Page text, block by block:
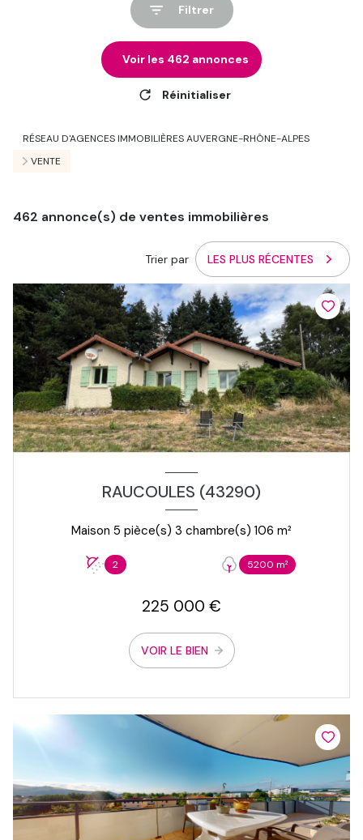
Filtrer
Voir les 462 annonces
Réinitialiser
RÉSEAU D'AGENCES IMMOBILIÈRES AUVERGNE-RHÔNE-ALPES
VENTE
462 annonce(s) de ventes immobilières
Trier par LES PLUS RÉCENTES
RAUCOULES (43290)
Maison 5 pièce(s) 3 chambre(s) 106 m²
2 5200 m²
225 000 €
VOIR LE BIEN